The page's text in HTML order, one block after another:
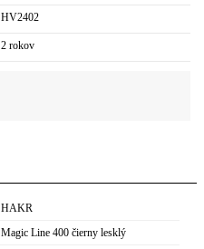
HV2402
2 rokov
HAKR
Magic Line 400 čierny lesklý